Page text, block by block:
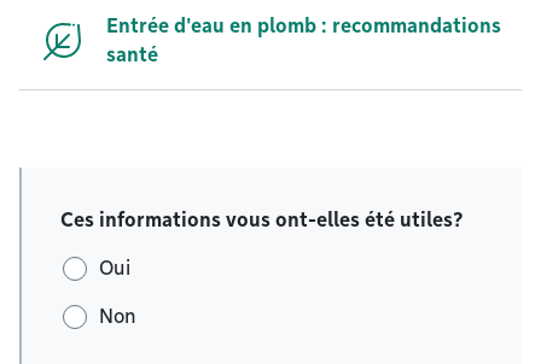
Entrée d'eau en plomb : recommandations
santé
Ces informations vous ont-elles été utiles?
Oui
Non